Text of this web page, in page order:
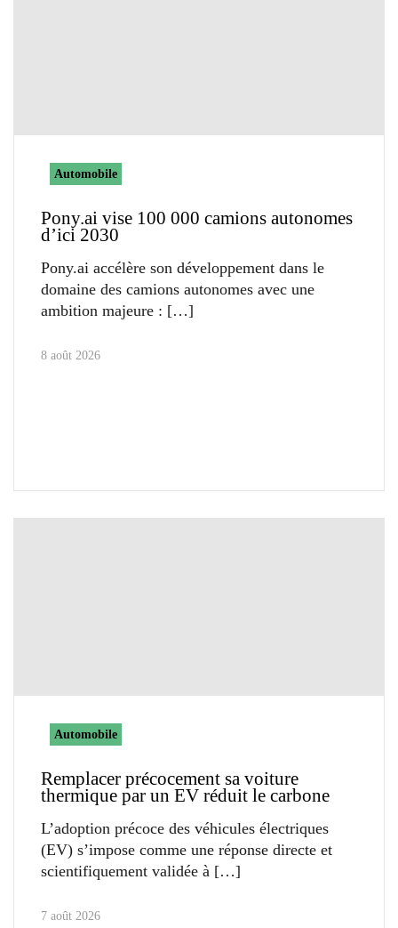
Automobile
Pony.ai vise 100 000 camions autonomes
d’ici 2030
Pony.ai accélère son développement dans le
domaine des camions autonomes avec une
ambition majeure :
8 août 2026
Automobile
Remplacer précocement sa voiture
thermique par un EV réduit le carbone
L’adoption précoce des véhicules électriques
(EV) s’impose comme une réponse directe et
scientifiquement validée à
7 août 2026